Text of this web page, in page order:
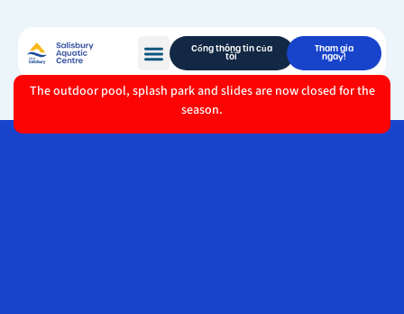
Cổng thông tin của
tôi
Tham gia
ngay!
The outdoor pool, splash park and slides are now closed for the
season.